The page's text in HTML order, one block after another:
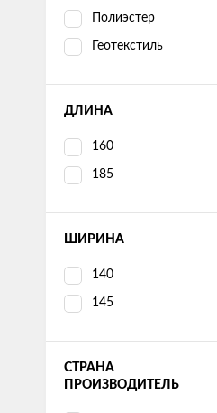
Полиэстер
Геотекстиль
ДЛИНА
160
185
ШИРИНА
140
145
СТРАНА
ПРОИЗВОДИТЕЛЬ